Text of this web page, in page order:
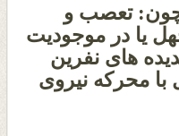
چون: تعصب و
یا در موجودیت
پدیده های نفرین
با محرکه نیروی